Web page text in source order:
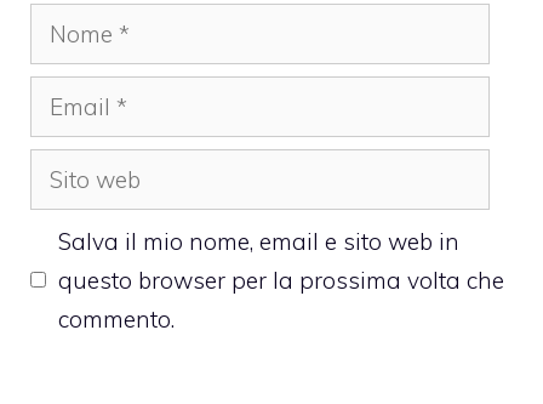
Nome
Email
Sito
web
Salva il mio nome, email e sito web in
questo browser per la prossima volta che
commento.